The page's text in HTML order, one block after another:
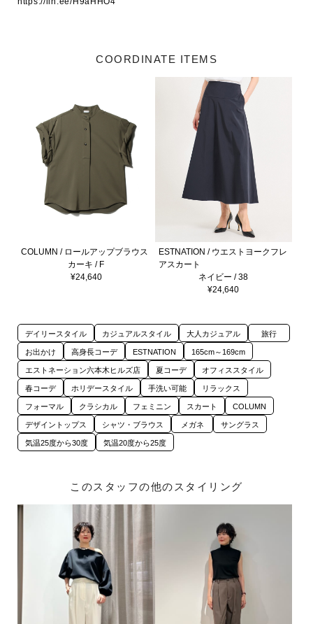
COORDINATE ITEMS
COLUMN / ロールアップブラウス
カーキ / F
¥24,640
ESTNATION / ウエストヨークフレ
アスカート
ネイビー / 38
¥24,640
デイリースタイル カジュアルスタイル 大人カジュアル 旅行
お出かけ 高身長コーデ ESTNATION 165cm～169cm
エストネーション六本木ヒルズ店 夏コーデ オフィススタイル
春コーデ ホリデースタイル 手洗い可能 リラックス
フォーマル クラシカル フェミニン スカート COLUMN
デザイントップス シャツ・ブラウス メガネ サングラス
気温25度から30度 気温20度から25度
このスタッフの他のスタイリング